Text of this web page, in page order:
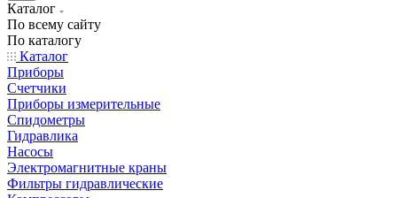
Каталог
По всему сайту
По каталогу
Каталог
Приборы
Счетчики
Приборы измерительные
Спидометры
Гидравлика
Насосы
Электромагнитные краны
Фильтры гидравлические